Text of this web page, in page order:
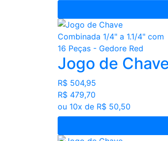
Jogo de
R$ 504,95
R$ 479,70
ou 10x de R$ 50,50